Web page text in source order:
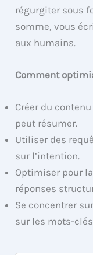
régurgiter sous
somme, vous
aux humains.
Comment
Créer du
peut résumer.
Utiliser des
sur l’intention.
Optimiser pour
réponses
Se concentrer
sur les mots-